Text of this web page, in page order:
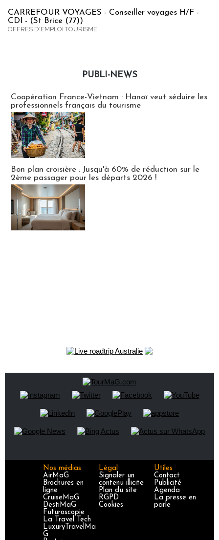
CARREFOUR VOYAGES - Conseiller voyages H/F -
CDI - (St Brice (77))
OFFRES D'EMPLOI TOURISME
PUBLI-NEWS
Coopération France-Vietnam : Hanoï veut séduire les
professionnels français du tourisme
Bon plan croisière : Jusqu'à 60% de réduction sur le
2ème passager pour les départs 2026 !
Nos médias
AirMaG
Brochures en
ligne
CruiseMaG
DestiMaG
Futuroscopie
La Travel Tech
LuxuryTravelMa
G
Légal
Signaler un
contenu illicite
Plan du site
RGPD
Cookies
Utiles
Contact
Publicité
Agenda
La presse en
parle